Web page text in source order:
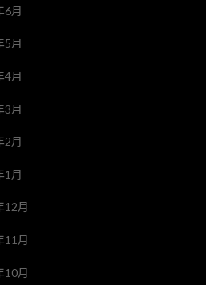
6月
5月
4月
3月
2月
1月
12月
11月
10月